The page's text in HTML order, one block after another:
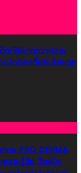
ที่ให้มากกว่าความ
รปกป้องที่อ่อนโยนทุก
PRO DERMA
วามรู้จัก ‘ไกลโค